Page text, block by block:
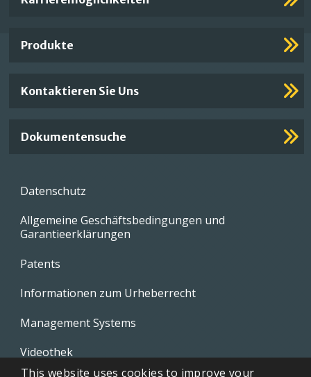
Produkte
Kontaktieren Sie Uns
Dokumentensuche
Footer
Datenschutz
Allgemeine Geschäftsbedingungen und
Garantieerklärungen
Patents
Informationen zum Urheberrecht
Management Systems
Videothek
This website uses cookies to improve your